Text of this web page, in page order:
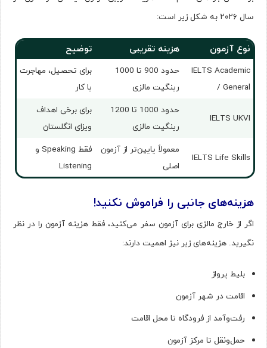
سال ۲۰۲۶ به شکل زیر است:
نوع آزمون هزینه تقریبی توضیح
IELTS Academic
/ General
حدود 900 تا 1000
رینگیت مالزی
برای تحصیل، مهاجرت
یا کار
IELTS UKVI
حدود 1000 تا 1200
رینگیت مالزی
برای برخی اهداف
ویزای انگلستان
IELTS Life Skills
معمولاً پایین‌تر از آزمون
اصلی
فقط Speaking و
Listening
هزینه‌های جانبی را فراموش نکنید!
اگر از خارج مالزی برای آزمون سفر می‌کنید، فقط هزینه آزمون را در نظر
نگیرید. هزینه‌های زیر نیز اهمیت دارند:
بلیط پرواز
اقامت در شهر آزمون
رفت‌وآمد از فرودگاه تا محل اقامت
حمل‌ونقل تا مرکز آزمون